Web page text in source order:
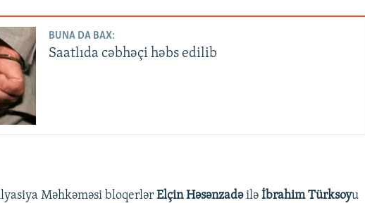
BUNA DA BAX:
Saatlıda cəbhəçi həbs edilib
Məhkəməsi bloqerlər Elçin Həsənzadəilə İbrahim Türksoyu